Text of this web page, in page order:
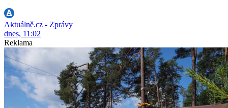
Aktuálně.cz - Zprávy
dnes, 11:02
Reklama